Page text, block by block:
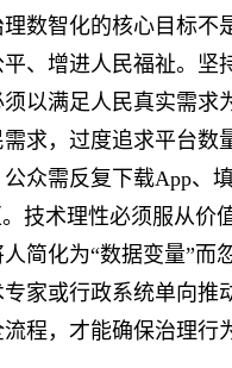
数智化的核心目标不
、增进人民福祉。坚
以满足人民真实需求
求，过度追求平台数
众需反复下载App、
技术理性必须服从价
简化为“数据变量”而
家或行政系统单向推
程，才能确保治理行